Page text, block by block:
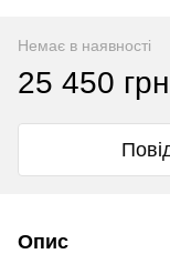
Немає в наявності
25 450 грн
Опис